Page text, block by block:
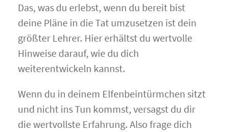
Das, was du erlebst, wenn du bereit bist
deine Pläne in die Tat umzusetzen ist dein
größter Lehrer. Hier erhältst du wertvolle
Hinweise darauf, wie du dich
weiterentwickeln kannst.
Wenn du in deinem Elfenbeintürmchen sitzt
und nicht ins Tun kommst, versagst du dir
die wertvollste Erfahrung. Also frage dich